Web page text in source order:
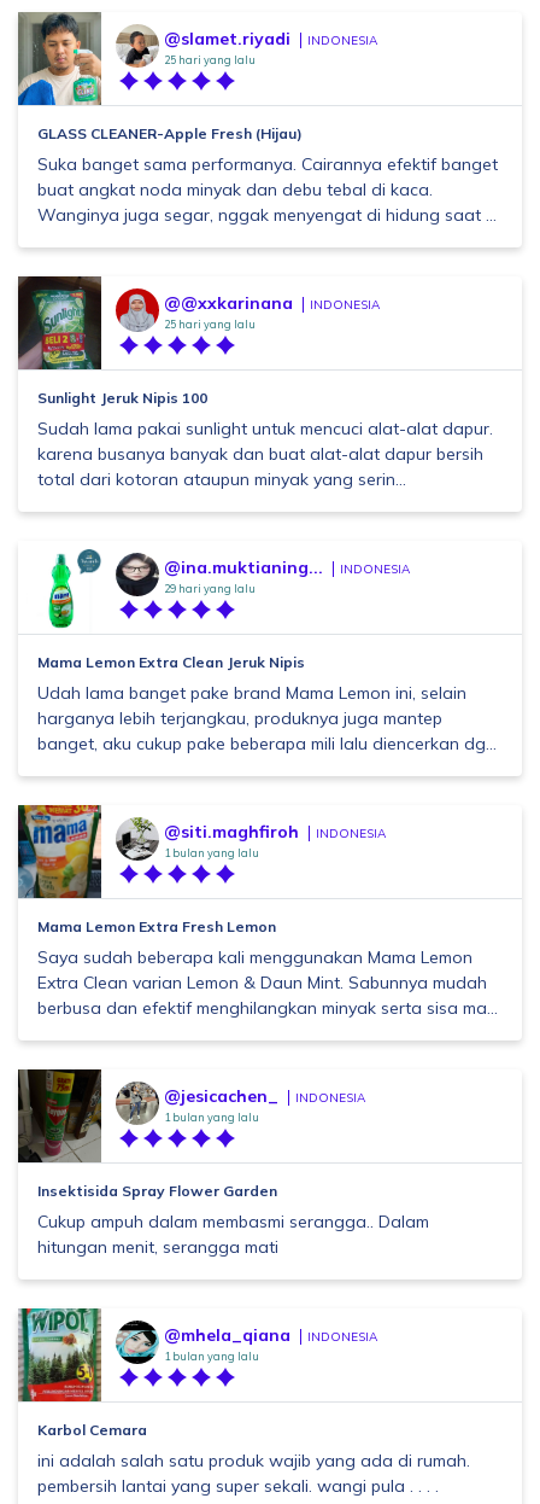
@slamet.riyadi INDONESIA
25 hari yang lalu
GLASS CLEANER-Apple Fresh (Hijau)
Suka banget sama performanya. Cairannya efektif banget
buat angkat noda minyak dan debu tebal di kaca.
Wanginya juga segar, nggak menyengat di hidung saat ...
@@xxkarinana INDONESIA
25 hari yang lalu
Sunlight Jeruk Nipis 100
Sudah lama pakai sunlight untuk mencuci alat-alat dapur.
karena busanya banyak dan buat alat-alat dapur bersih
total dari kotoran ataupun minyak yang serin...
@ina.muktianing... INDONESIA
29 hari yang lalu
Mama Lemon Extra Clean Jeruk Nipis
Udah lama banget pake brand Mama Lemon ini, selain
harganya lebih terjangkau, produknya juga mantep
banget, aku cukup pake beberapa mili lalu diencerkan dg...
@siti.maghfiroh INDONESIA
1 bulan yang lalu
Mama Lemon Extra Fresh Lemon
Saya sudah beberapa kali menggunakan Mama Lemon
Extra Clean varian Lemon & Daun Mint. Sabunnya mudah
berbusa dan efektif menghilangkan minyak serta sisa ma...
@jesicachen_ INDONESIA
1 bulan yang lalu
Insektisida Spray Flower Garden
Cukup ampuh dalam membasmi serangga.. Dalam
hitungan menit, serangga mati
@mhela_qiana INDONESIA
1 bulan yang lalu
Karbol Cemara
ini adalah salah satu produk wajib yang ada di rumah.
pembersih lantai yang super sekali. wangi pula . . . .